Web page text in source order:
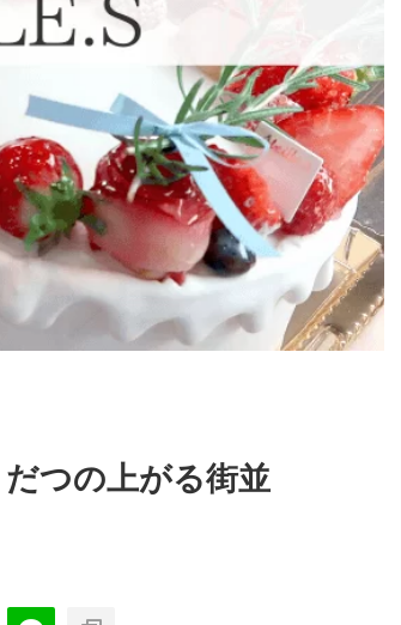
つの上がる街並